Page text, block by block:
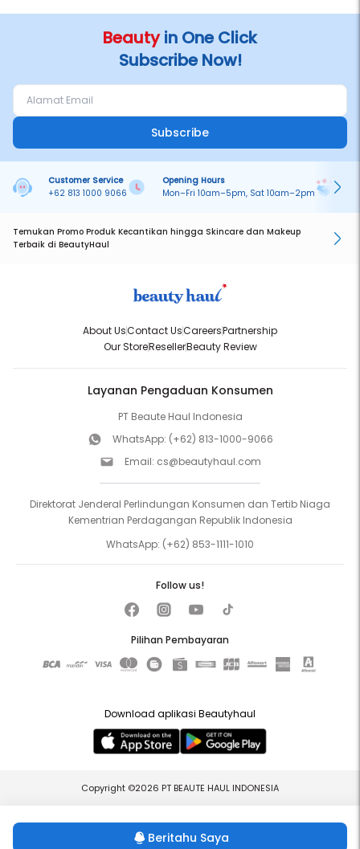
Beritahu Saya
Beautyin One Click
Subscribe Now!
Subscribe
Customer Service
+62 813 1000 9066
Opening Hours
Mon–Fri 10am–5pm, Sat 10am–2pm
Temukan Promo Produk Kecantikan hingga Skincare dan Makeup
Terbaik di BeautyHaul
About UsContact UsCareersPartnership
Our StoreResellerBeauty Review
Layanan Pengaduan Konsumen
PT Beaute Haul Indonesia
WhatsApp: (+62) 813-1000-9066
Email: cs@beautyhaul.com
Direktorat Jenderal Perlindungan Konsumen dan Tertib Niaga
Kementrian Perdagangan Republik Indonesia
WhatsApp: (+62) 853-1111-1010
Pilihan Pembayaran
Follow us!
Download aplikasi Beautyhaul
Copyright ©2026 PT BEAUTE HAUL INDONESIA